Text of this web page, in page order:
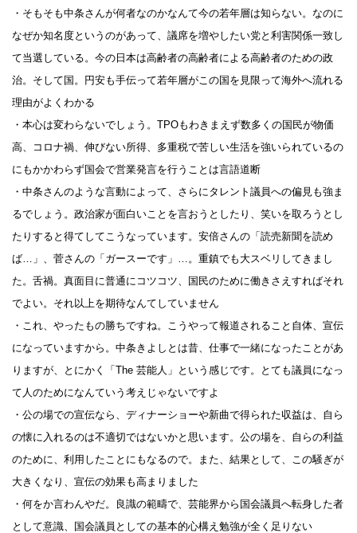
・そもそも中条さんが何者なのかなんて今の若年層は知らない。なのに
なぜか知名度というのがあって、議席を増やしたい党と利害関係一致し
て当選している。今の日本は高齢者の高齢者による高齢者のための政
治。そして国。円安も手伝って若年層がこの国を見限って海外へ流れる
理由がよくわかる
・本心は変わらないでしょう。TPOもわきまえず数多くの国民が物価
高、コロナ禍、伸びない所得、多重税で苦しい生活を強いられているの
にもかかわらず国会で営業発言を行うことは言語道断
・中条さんのような言動によって、さらにタレント議員への偏見も強ま
るでしょう。政治家が面白いことを言おうとしたり、笑いを取ろうとし
たりすると得てしてこうなっています。安倍さんの「読売新聞を読め
ば…」、菅さんの「ガースーです」…。重鎮でも大スベリしてきまし
た。舌禍。真面目に普通にコツコツ、国民のために働きさえすればそれ
でよい。それ以上を期待なんてしていません
・これ、やったもの勝ちですね。こうやって報道されること自体、宣伝
になっていますから。中条きよしとは昔、仕事で一緒になったことがあ
りますが、とにかく「The 芸能人」という感じです。とても議員になっ
て人のためになんていう考えじゃないですよ
・公の場での宣伝なら、ディナーショーや新曲で得られた収益は、自ら
の懐に入れるのは不適切ではないかと思います。公の場を、自らの利益
のために、利用したことにもなるので。また、結果として、この騒ぎが
大きくなり、宣伝の効果も高まりました
・何をか言わんやだ。良識の範疇で、芸能界から国会議員へ転身した者
として意識、国会議員としての基本的心構え勉強が全く足りない